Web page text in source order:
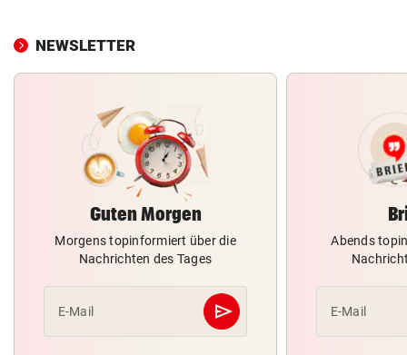
NEWSLETTER
Guten Morgen
Morgens topinformiert über die
Nachrichten des Tages
E-Mail send
Abschicken
Abends
E-Mail